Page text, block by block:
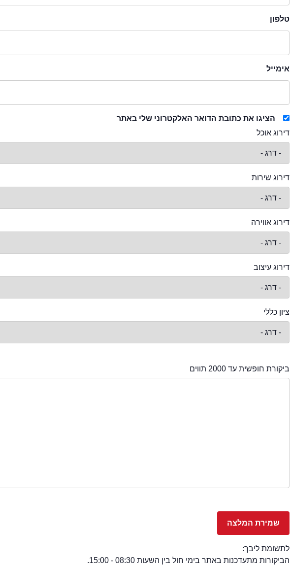
טלפון
אימייל
הציגו את כתובת הדואר האלקטרוני שלי באתר
דירוג אוכל
דירוג שירות
דירוג אווירה
דירוג עיצוב
ציון כללי
ביקורת חופשית עד 2000 תווים
לתשומת ליבך:
הביקורות מתעדכנות באתר בימי חול בין השעות 08:30 - 15:00.